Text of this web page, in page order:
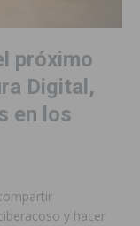
próximo
Digital,
en los
y hacer